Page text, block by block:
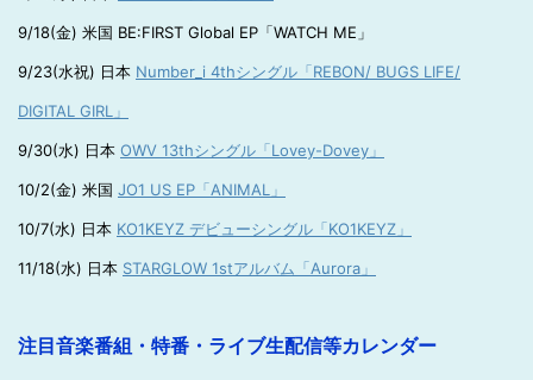
9/18(金) 米国 BE:FIRST Global EP「WATCH ME」
9/23(水祝) 日本 Number_i 4thシングル「REBON/ BUGS LIFE/
DIGITAL GIRL」
9/30(水) 日本 OWV 13thシングル「Lovey-Dovey」
10/2(金) 米国 JO1 US EP「ANIMAL」
10/7(水) 日本 KO1KEYZ デビューシングル「KO1KEYZ」
11/18(水) 日本 STARGLOW 1stアルバム「Aurora」
注目音楽番組・特番・ライブ生配信等カレンダー